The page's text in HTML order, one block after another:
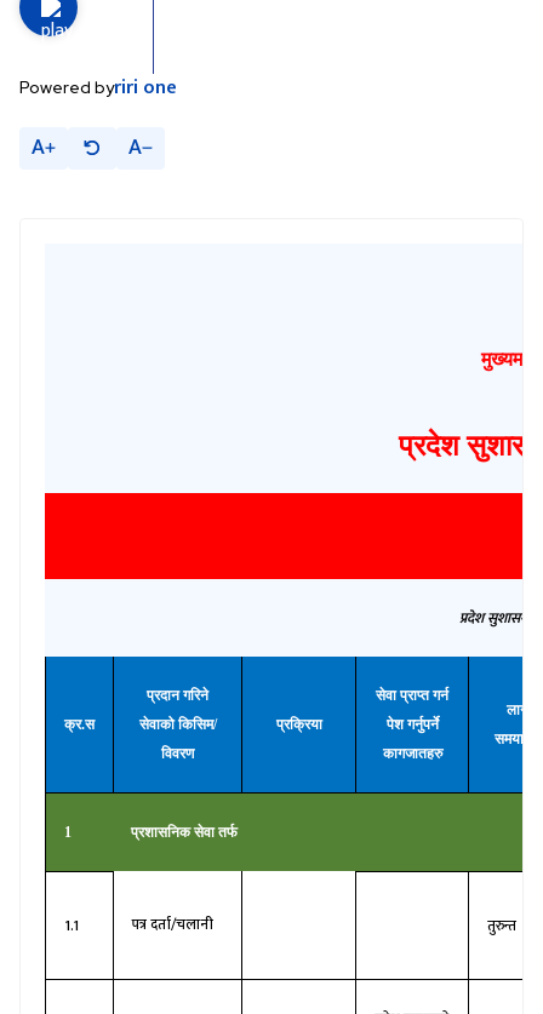
Powered byriri one
A A
प्रदेश
प्रदेश सुशासन
क्र.स
प्रदान गरिने
सेवाको किसिम/
विवरण
प्रक्रिया
सेवा प्राप्त गर्न
पेश गर्नुपर्ने
कागजातहरु
लाग्ने
समयावधि
1 प्रशासनिक सेवा तर्फ
1.1 पत्र दर्ता/चलानी तुरुन्त